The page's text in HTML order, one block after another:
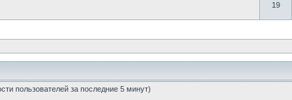
19
пользователей за последние 5 минут)